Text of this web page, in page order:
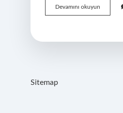
Devamını okuyun Kokulara
Karşı
Belirtisi
Sitemap